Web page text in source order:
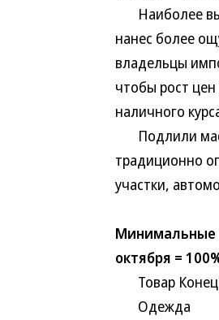
Наиболее
нанес более
владельцы
чтобы рост
наличного
Подлили
традиционно
участки,
Минимальные
октября =
Товар Конец
Одежда